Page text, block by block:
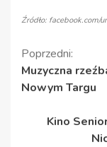
Źródło: facebook.com/
czytanie
Poprzedni:
Muzyczna
Nowym Targu
Kino